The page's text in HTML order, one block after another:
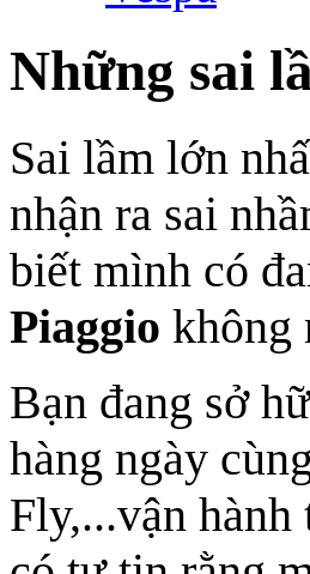
Những sai
Sai lầm lớn
nhận ra sai
biết mình có
Piaggio không
Bạn đang sở
hàng ngày
Fly,...vận